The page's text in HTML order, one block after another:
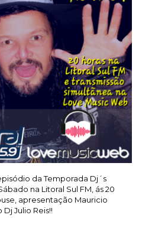
da Temporada Dj´s
na Litoral Sul FM, ás 20
apresentação Mauricio
Julio Reis!!